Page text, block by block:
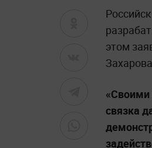
этом
«Своими
связка